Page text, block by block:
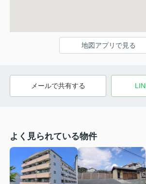
地図アプリで見る
メールで共有する
よく見られている物件